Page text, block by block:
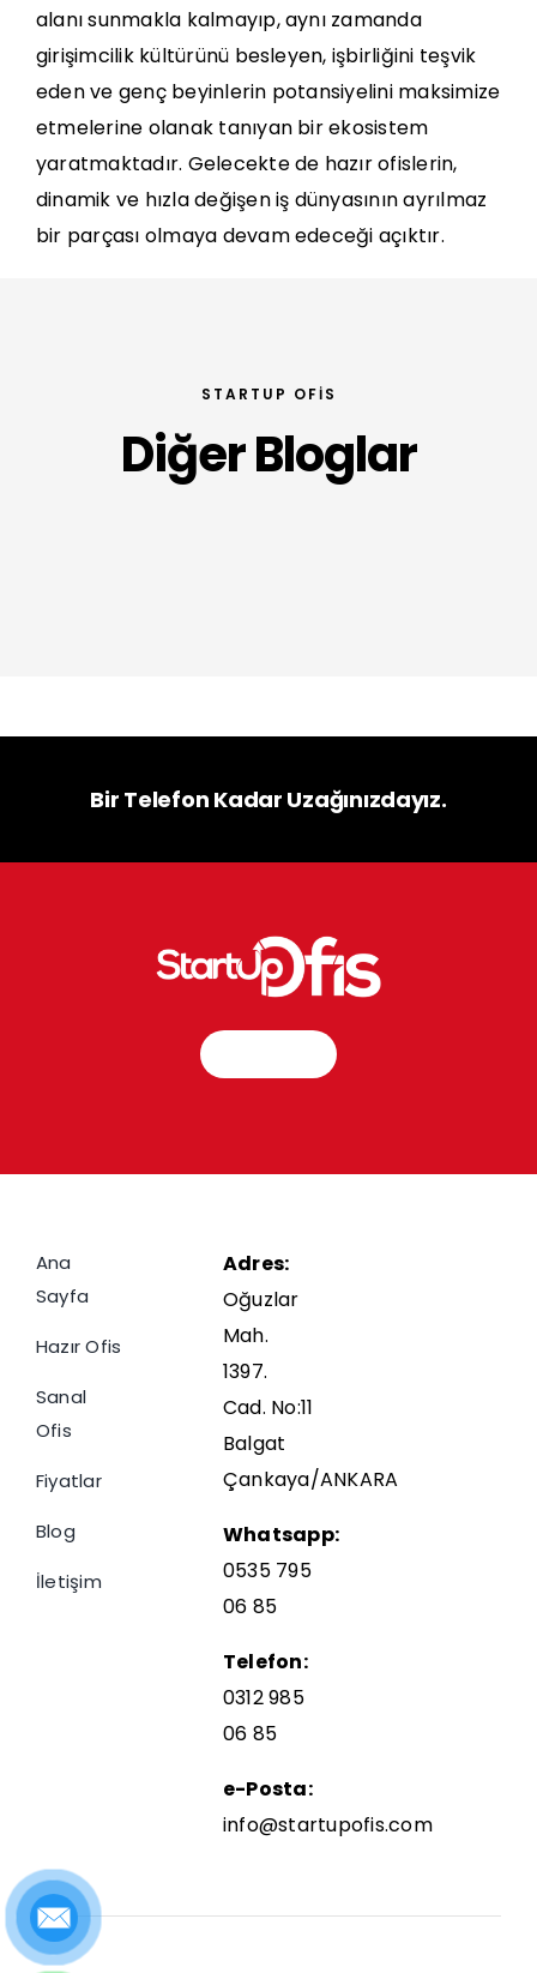
alanı sunmakla kalmayıp, aynı zamanda
girişimcilik kültürünü besleyen, işbirliğini teşvik
eden ve genç beyinlerin potansiyelini maksimize
etmelerine olanak tanıyan bir ekosistem
yaratmaktadır. Gelecekte de hazır ofislerin,
dinamik ve hızla değişen iş dünyasının ayrılmaz
bir parçası olmaya devam edeceği açıktır.
STARTUP OFIS
Diğer Bloglar
Bir Telefon Kadar Uzağınızdayız.
Ana
Sayfa
Hazır Ofis
Sanal
Ofis
Fiyatlar
Blog
İletişim
Adres:
Oğuzlar
Mah.
1397.
Cad. No:11
Balgat
Çankaya/ANKARA
Whatsapp:
0535 795
06 85
Telefon:
0312 985
06 85
e-Posta:
info@startupofis.com